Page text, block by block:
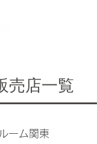
売店一覧
ーム関東